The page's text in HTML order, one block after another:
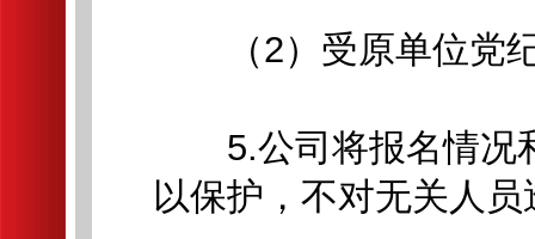
（2）受原单位党纪
5.公司将报名情况
以保护，不对无关人员